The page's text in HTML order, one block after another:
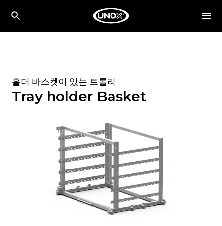
홀더 바스켓이 있는 트롤리
Tray holder Basket